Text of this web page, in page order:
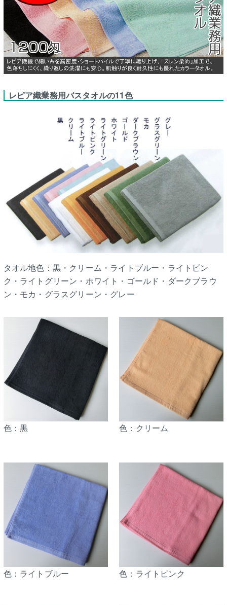
レピア織業務用バスタオルの11色
タオル地色：黒・クリーム・ライトブルー・ライトピン
ク・ライトグリーン・ホワイト・ゴールド・ダークブラウ
ン・モカ・グラスグリーン・グレー
色：黒 色：クリーム
色：ライトブルー 色：ライトピンク